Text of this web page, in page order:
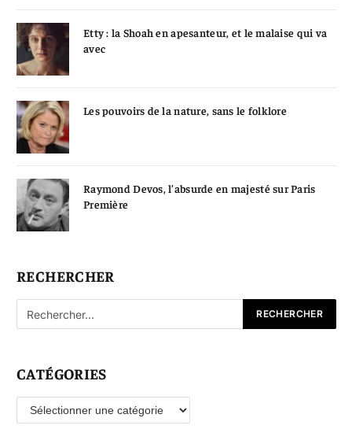
Etty : la Shoah en apesanteur, et le malaise qui va
avec
Les pouvoirs de la nature, sans le folklore
Raymond Devos, l’absurde en majesté sur Paris
Première
RECHERCHER
CATÉGORIES
Catégories